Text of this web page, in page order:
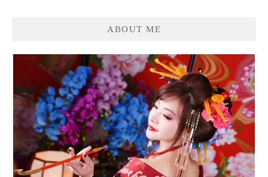
ABOUT ME